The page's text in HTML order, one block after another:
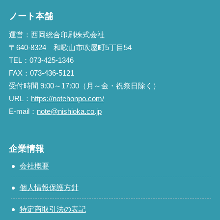
ノート本舗
運営：西岡総合印刷株式会社
〒640-8324 和歌山市吹屋町5丁目54
TEL：073-425-1346
FAX：073-436-5121
受付時間 9:00～17:00（月～金・祝祭日除く）
URL： https://notehonpo.com/
E-mail： note@nishioka.co.jp
企業情報
会社概要
個人情報保護方針
特定商取引法の表記